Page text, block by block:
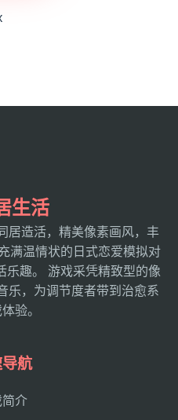
生活
居造活，精美像素画风，丰
满温情状的日式恋爱模拟对
乐趣。 游戏采凭精致型的像
乐，为调节度者带到治愈系
验。
航
介